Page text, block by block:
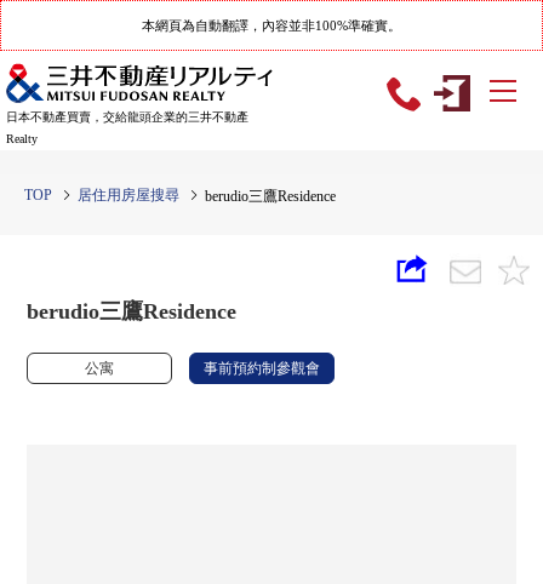
本網頁為自動翻譯，內容並非100%準確實。
日本不動產買賣，交給龍頭企業的三井不動產
Realty
TOP 居住用房屋搜尋 berudio三鷹Residence
berudio三鷹Residence
公寓 事前預約制參觀會